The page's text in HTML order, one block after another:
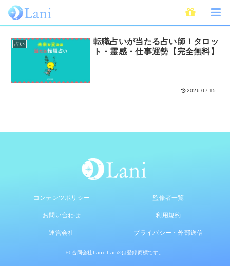
適職占い
占い
転職占いが当たる占い師！タロッ
ト・霊感・仕事運勢【完全無料】
2026.07.15
コンテンツポリシー 監修者一覧
お問い合わせ 利用規約
運営会社 プライバシー・外部送信
© 合同会社Lani. Lani®は登録商標です。